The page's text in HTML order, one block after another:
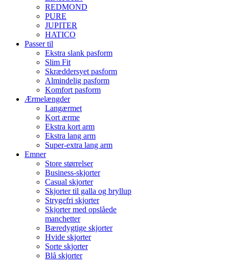
REDMOND
PURE
JUPITER
HATICO
Passer til
Ekstra slank pasform
Slim Fit
Skræddersyet pasform
Almindelig pasform
Komfort pasform
Ærmelængder
Langærmet
Kort ærme
Ekstra kort arm
Ekstra lang arm
Super-extra lang arm
Emner
Store størrelser
Business-skjorter
Casual skjorter
Skjorter til galla og bryllup
Strygefri skjorter
Skjorter med opslåede
manchetter
Bæredygtige skjorter
Hvide skjorter
Sorte skjorter
Blå skjorter